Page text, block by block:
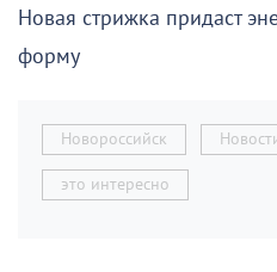
Новая стрижка придаст
форму
Новороссийск
это интересно